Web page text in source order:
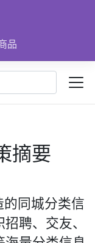
品
摘要
同城分类信
聘、交友、